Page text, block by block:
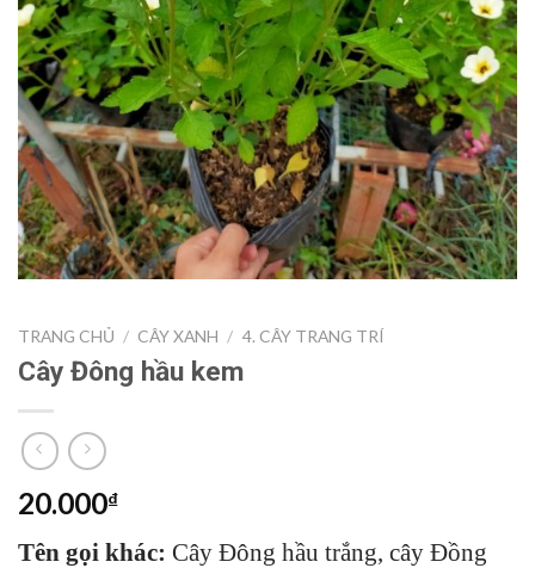
TRANG CHỦ / CÂY XANH / 4. CÂY TRANG TRÍ
Cây Đông hầu kem
20.000₫
Tên gọi khác: Cây Đông hầu trắng, cây Đồng